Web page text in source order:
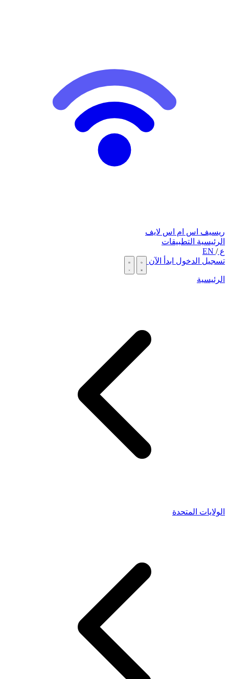
ريسيف اس ام اس لايف
الرئيسية التطبيقات
ع/
تسجيل الدخول ابدأ الآن
الرئيسية
الولايات المتحدة